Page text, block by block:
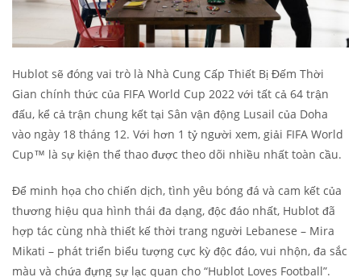
Hublot sẽ đóng vai trò là Nhà Cung Cấp Thiết Bị Đếm Thời
Gian chính thức của FIFA World Cup 2022 với tất cả 64 trận
đấu, kể cả trận chung kết tại Sân vận động Lusail của Doha
vào ngày 18 tháng 12. Với hơn 1 tỷ người xem, giải FIFA World
Cup™ là sự kiện thể thao được theo dõi nhiều nhất toàn cầu.
Để minh họa cho chiến dịch, tình yêu bóng đá và cam kết của
thương hiệu qua hình thái đa dạng, độc đáo nhất, Hublot đã
hợp tác cùng nhà thiết kế thời trang người Lebanese – Mira
Mikati – phát triển biểu tượng cực kỳ độc đáo, vui nhộn, đa sắc
màu và chứa đựng sự lạc quan cho “Hublot Loves Football”.